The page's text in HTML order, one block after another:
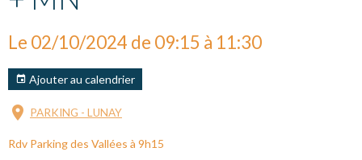
Le 02/10/2024 de 09:15 à 11:30
Ajouter au calendrier
PARKING - LUNAY
Rdv Parking des Vallées à 9h15